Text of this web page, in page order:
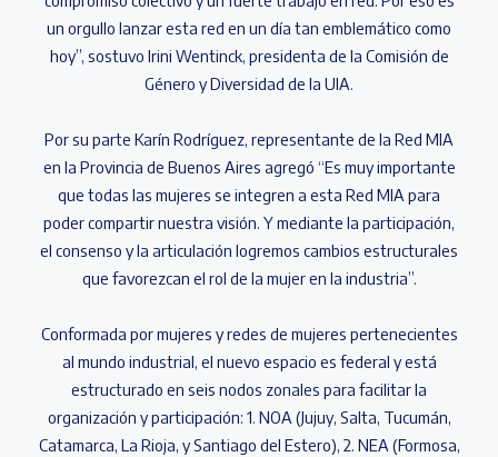
un orgullo lanzar esta red en un día tan emblemático como
hoy”, sostuvo Irini Wentinck, presidenta de la Comisión de
Género y Diversidad de la UIA.
Por su parte Karín Rodríguez, representante de la Red MIA
en la Provincia de Buenos Aires agregó “Es muy importante
que todas las mujeres se integren a esta Red MIA para
poder compartir nuestra visión. Y mediante la participación,
el consenso y la articulación logremos cambios estructurales
que favorezcan el rol de la mujer en la industria”.
Conformada por mujeres y redes de mujeres pertenecientes
al mundo industrial, el nuevo espacio es federal y está
estructurado en seis nodos zonales para facilitar la
organización y participación: 1. NOA (Jujuy, Salta, Tucumán,
Catamarca, La Rioja, y Santiago del Estero), 2. NEA (Formosa,